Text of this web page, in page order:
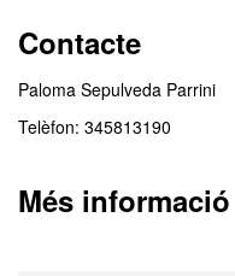
Contacte
Paloma Sepulveda Parrini
Telèfon: 345813190
Més informació